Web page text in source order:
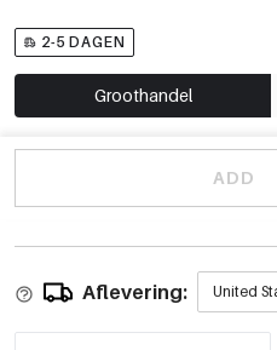
2-5 DAGEN
Groothandel
ADD
Aflevering: United